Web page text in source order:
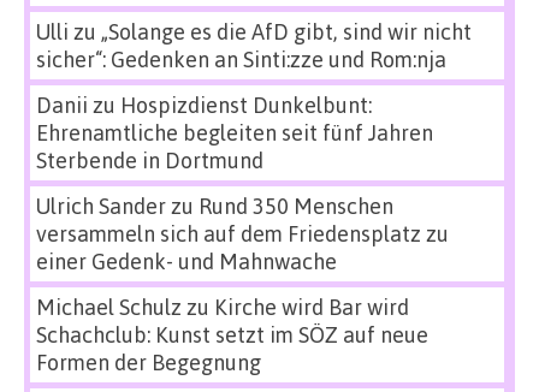
Ulli zu „Solange es die AfD gibt, sind wir nicht
sicher“: Gedenken an Sinti:zze und Rom:nja
Danii zu Hospizdienst Dunkelbunt:
Ehrenamtliche begleiten seit fünf Jahren
Sterbende in Dortmund
Ulrich Sanderzu Rund 350 Menschen
versammeln sich auf dem Friedensplatz zu
einer Gedenk- und Mahnwache
Michael Schulz zu Kirche wird Bar wird
Schachclub: Kunst setzt im SÖZ auf neue
Formen der Begegnung